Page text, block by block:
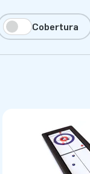
Cobertura